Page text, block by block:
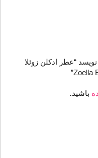
“عطر ادکلن زوئلا
باشید.